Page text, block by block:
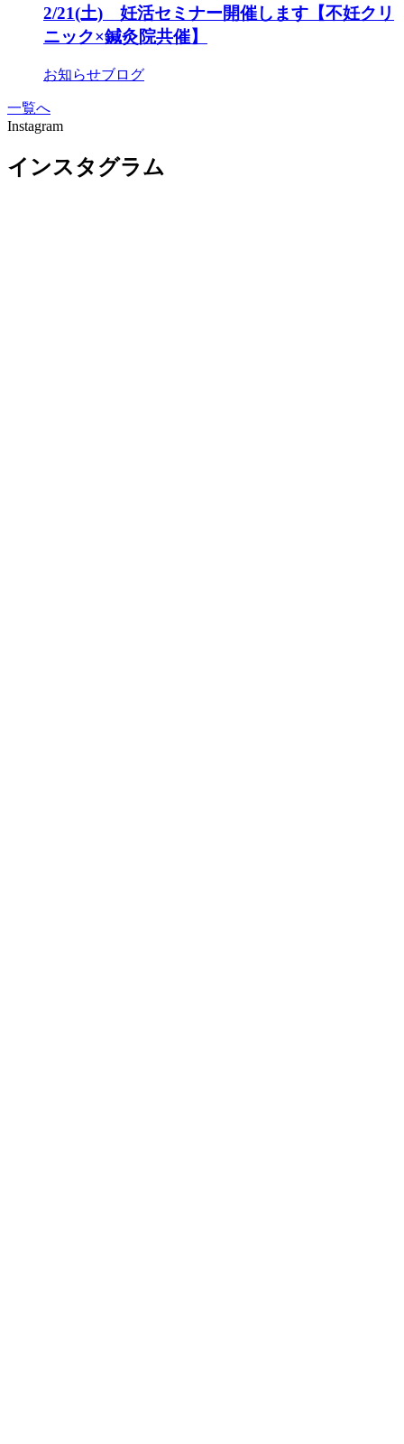
2/21(土) 妊活セミナー開催します【不妊クリ
ニック×鍼灸院共催】
お知らせブログ
一覧へ
Instagram
インスタグラム